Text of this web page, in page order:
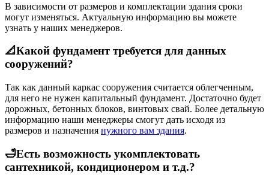
В зависимости от размеров и комплектации здания сроки
могут изменяться. Актуальную информацию вы можете
узнать у наших менеджеров.
📐Какой фундамент требуется для данных
сооружений?
Так как данный каркас сооружения считается облегченным,
для него не нужен капитальный фундамент. Достаточно будет
дорожных, бетонных блоков, винтовых свай. Более детальную
информацию наши менеджеры смогут дать исходя из
размеров и назначения нужного вам здания.
🛁Есть возможность укомплектовать
сантехникой, кондиционером и т.д.?